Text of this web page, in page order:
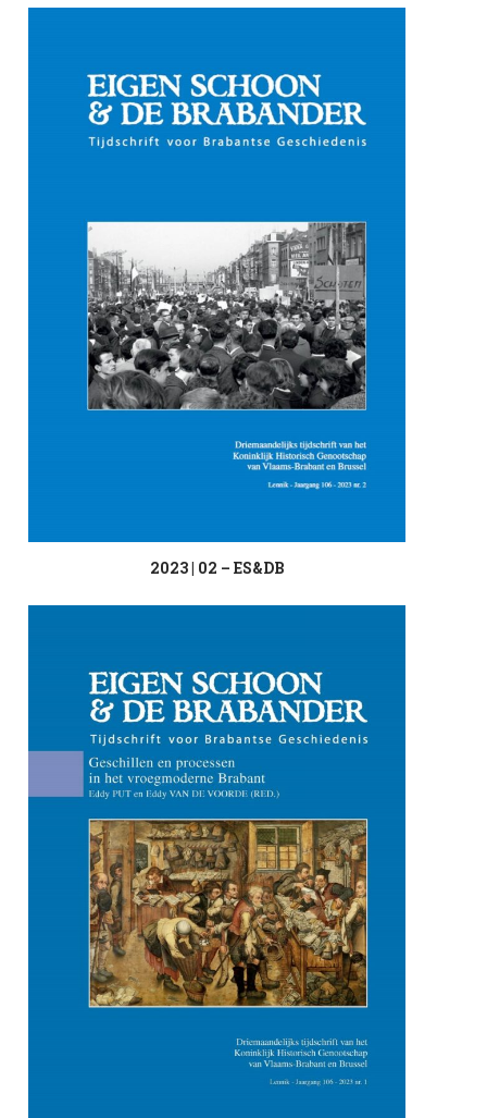
2023 | 02 – ES&DB